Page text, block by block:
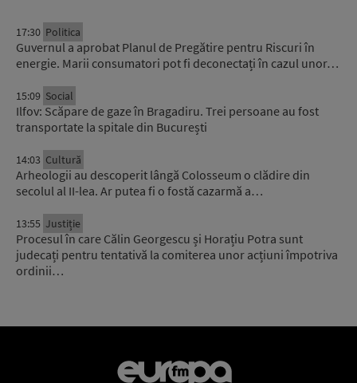
17:30 Politica
Guvernul a aprobat Planul de Pregătire pentru Riscuri în
energie. Marii consumatori pot fi deconectați în cazul unor…
15:09 Social
Ilfov: Scăpare de gaze în Bragadiru. Trei persoane au fost
transportate la spitale din București
14:03 Cultură
Arheologii au descoperit lângă Colosseum o clădire din
secolul al II-lea. Ar putea fi o fostă cazarmă a…
13:55 Justiție
Procesul în care Călin Georgescu și Horațiu Potra sunt
judecați pentru tentativă la comiterea unor acțiuni împotriva
ordinii…